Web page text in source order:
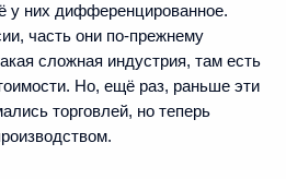
у них дифференцированное.
часть они по-прежнему
сложная индустрия, там есть
Но, ещё раз, раньше эти
торговлей, но теперь